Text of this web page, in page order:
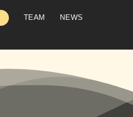
TEAM NEWS